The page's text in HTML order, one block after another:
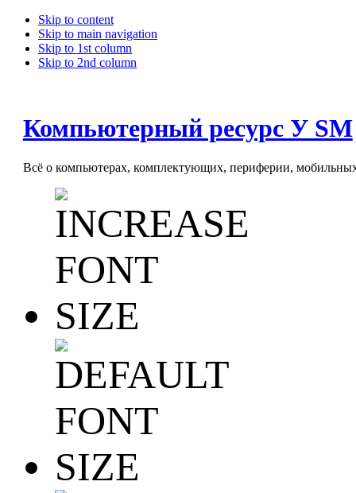
Skip to content
Skip to main navigation
Skip to 1st column
Skip to 2nd column
Компьютерный ресурс У SM
Всё о компьютерах, комплектующих, периферии, мобильных